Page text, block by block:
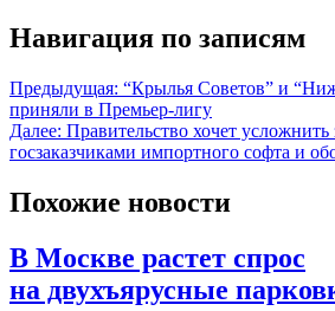
Навигация по записям
Предыдущая: “Крылья Советов” и
приняли в Премьер-лигу
Далее: Правительство хочет усложнить
госзаказчиками импортного софта и
Похожие новости
В Москве растет спрос
на двухъярусные